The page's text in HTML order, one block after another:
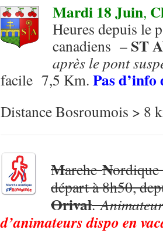
Mardi 18 Juin,
Heures depuis le
canadiens – ST
après le pont
facile 7,5 Km. Pas
Distance Bosroumois >
MarcheN
départ à 8h50,
Orival.
d’animateurs dispo en